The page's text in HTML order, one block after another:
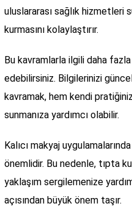
uluslararası sağlık hizmetleri
kurmasını kolaylaştırır.
Bu kavramlarla ilgili daha
edebilirsiniz. Bilgilerinizi
kavramak, hem kendi
sunmanıza yardımcı olabilir.
Kalıcı makyaj
önemlidir. Bu nedenle, tıpta
yaklaşım sergilemenize
açısından büyük önem taşır.